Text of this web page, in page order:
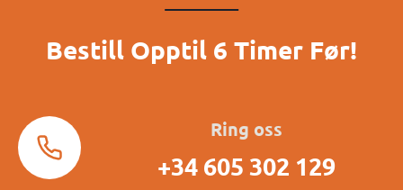
Bestill Opptil 6 Timer Før!
Ring oss
+34 605 302 129